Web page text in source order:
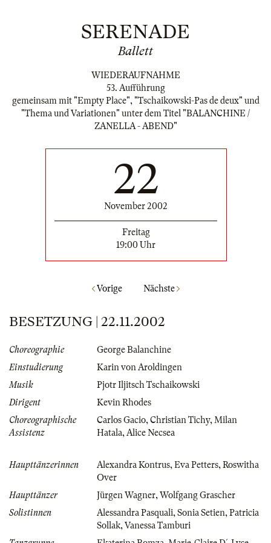
SERENADE
Ballett
WIEDERAUFNAHME
53. Aufführung
gemeinsam mit "Empty Place", "Tschaikowski-Pas de deux" und
"Thema und Variationen" unter dem Titel "BALANCHINE /
ZANELLA - ABEND"
22
November 2002
Freitag
19:00 Uhr
Vorige Nächste
BESETZUNG | 22.11.2002
Choreographie
George Balanchine
Einstudierung
Karin von Aroldingen
Musik
Pjotr Iljitsch Tschaikowski
Dirigent
Kevin Rhodes
Choreographische
Assistenz
Carlos Gacio, Christian Tichy, Milan
Hatala, Alice Necsea
Haupttänzerinnen Alexandra Kontrus, Eva Petters, Roswitha
Over
Haupttänzer
Jürgen Wagner, Wolfgang Grascher
Solistinnen
Alessandra Pasquali, Sonia Setien, Patricia
Sollak, Vanessa Tamburi